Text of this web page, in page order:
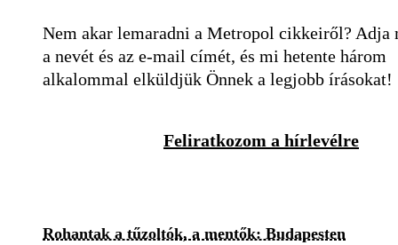
Nem akar lemaradni a Metropol cikkeiről? Adja
a nevét és az e-mail címét, és mi hetente három
alkalommal elküldjük Önnek a legjobb írásokat!
Feliratkozom a hírlevélre
Rohantak a tűzoltók, a mentők: Budapesten